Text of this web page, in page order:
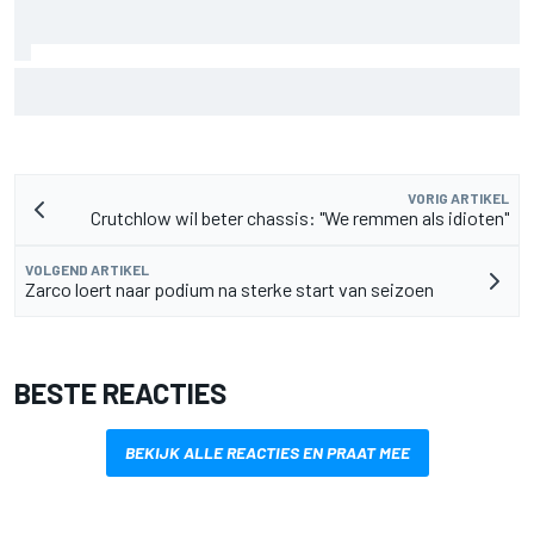
VORIG ARTIKEL
Crutchlow wil beter chassis: "We remmen als idioten"
VOLGEND ARTIKEL
Zarco loert naar podium na sterke start van seizoen
BESTE REACTIES
BEKIJK ALLE REACTIES EN PRAAT MEE